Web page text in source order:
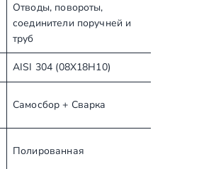
Отводы, повороты,
соединители поручней и
труб
AISI 304 (08Х18Н10)
Самосбор + Сварка
Полированная